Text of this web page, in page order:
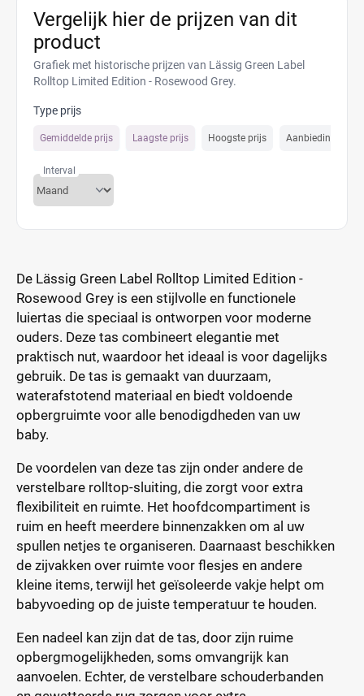
Vergelijk hier de prijzen van dit
product
Grafiek met historische prijzen van Lässig Green Label
Rolltop Limited Edition - Rosewood Grey.
Type prijs
Gemiddelde prijs Laagste prijs Hoogste prijs Aanbiedings prijs
Interval
De Lässig Green Label Rolltop Limited Edition -
Rosewood Grey is een stijlvolle en functionele
luiertas die speciaal is ontworpen voor moderne
ouders. Deze tas combineert elegantie met
praktisch nut, waardoor het ideaal is voor dagelijks
gebruik. De tas is gemaakt van duurzaam,
waterafstotend materiaal en biedt voldoende
opbergruimte voor alle benodigdheden van uw
baby.
De voordelen van deze tas zijn onder andere de
verstelbare rolltop-sluiting, die zorgt voor extra
flexibiliteit en ruimte. Het hoofdcompartiment is
ruim en heeft meerdere binnenzakken om al uw
spullen netjes te organiseren. Daarnaast beschikken
de zijvakken over ruimte voor flesjes en andere
kleine items, terwijl het geïsoleerde vakje helpt om
babyvoeding op de juiste temperatuur te houden.
Een nadeel kan zijn dat de tas, door zijn ruime
opbergmogelijkheden, soms omvangrijk kan
aanvoelen. Echter, de verstelbare schouderbanden